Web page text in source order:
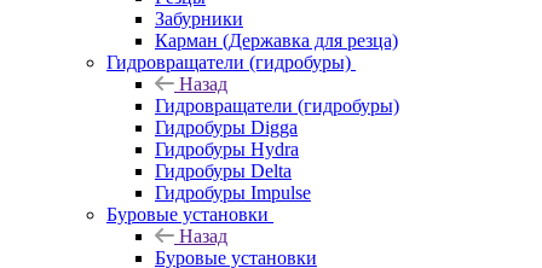
Забурники
Карман (Державка для резца)
Гидровращатели (гидробуры)
Назад
Гидровращатели (гидробуры)
Гидробуры Digga
Гидробуры Hydra
Гидробуры Delta
Гидробуры Impulse
Буровые установки
Назад
Буровые установки